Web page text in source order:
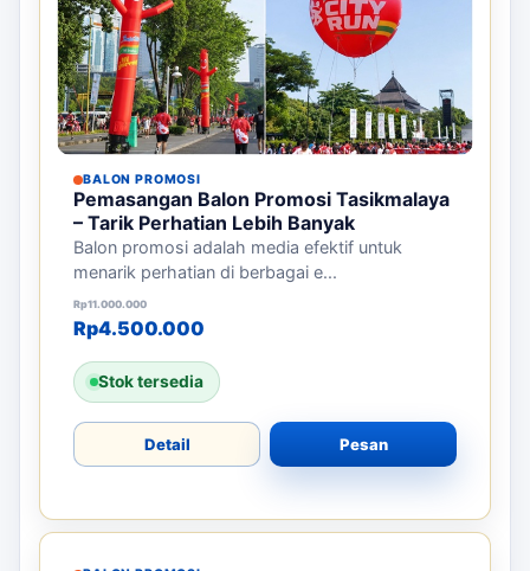
BALON PROMOSI
Pemasangan Balon Promosi Tasikmalaya
– Tarik Perhatian Lebih Banyak
Balon promosi adalah media efektif untuk
menarik perhatian di berbagai e...
Rp11.000.000
Harga aslinya adalah: Rp11.000.000.
Rp4.500.000
Harga saat ini adalah: Rp4.500.000.
Stok tersedia
Detail Pesan